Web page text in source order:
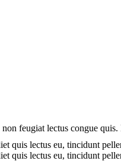
feugiat lectus congue
quis lectus eu, tincidunt
quis lectus eu, tincidunt